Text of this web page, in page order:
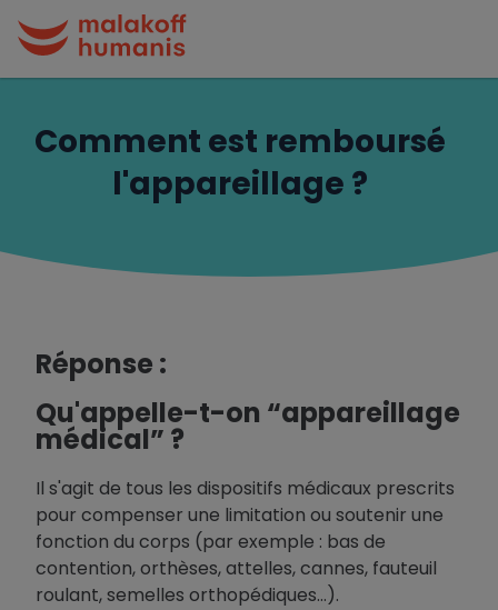
Comment est remboursé
l'appareillage ?
Réponse :
Qu'appelle-t-on “appareillage
médical” ?
Il s'agit de tous les dispositifs médicaux prescrits
pour compenser une limitation ou soutenir une
fonction du corps (par exemple : bas de
contention, orthèses, attelles, cannes, fauteuil
roulant, semelles orthopédiques…).